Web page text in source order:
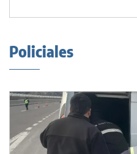
Policiales